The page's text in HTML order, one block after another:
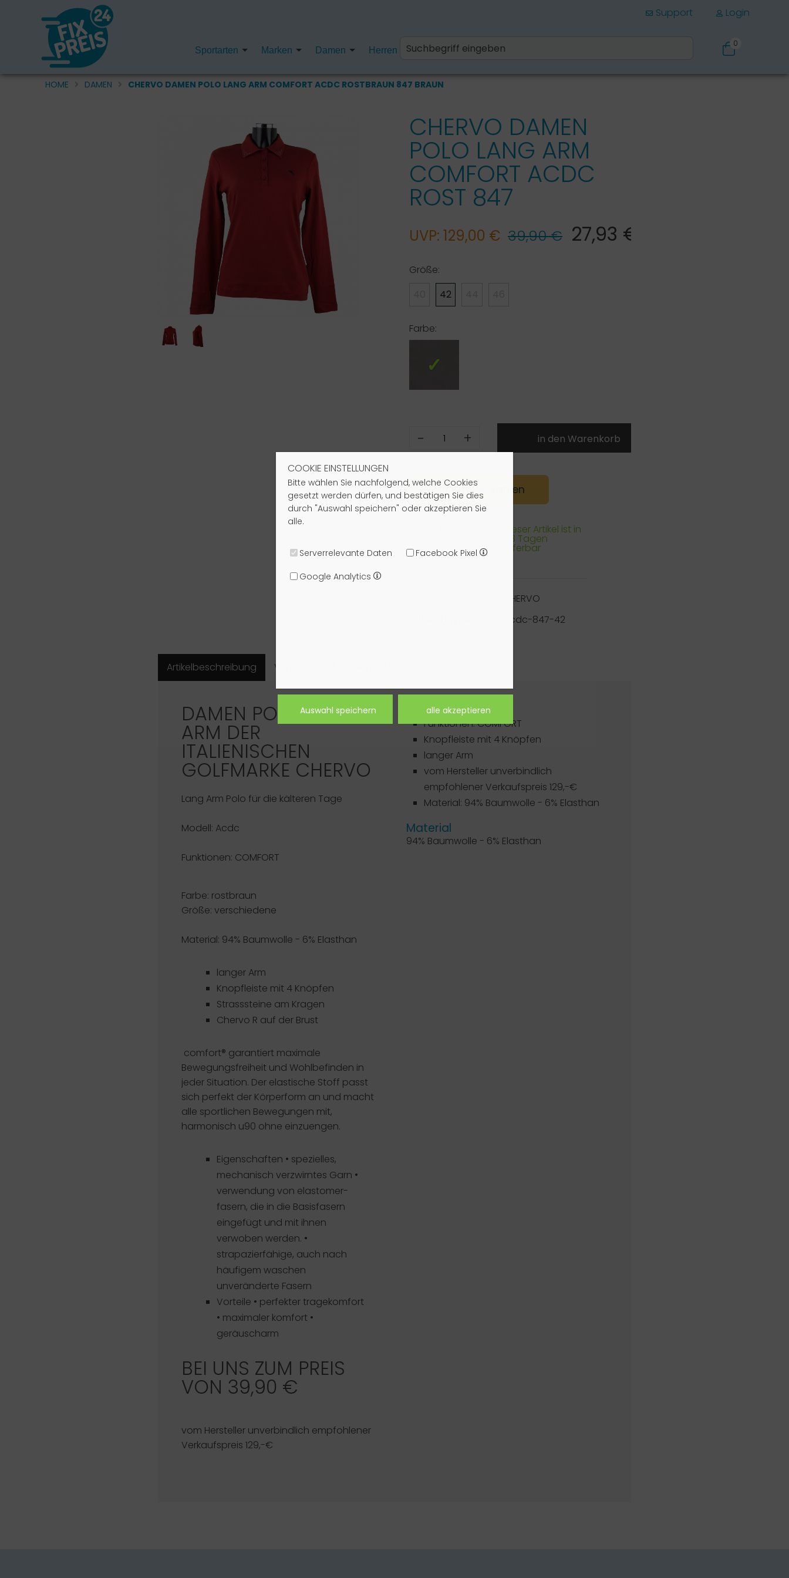
COOKIE EINSTELLUNGEN
Bitte wählen Sie nachfolgend, welche Cookies
gesetzt werden dürfen, und bestätigen Sie dies
durch "Auswahl speichern" oder akzeptieren Sie
alle.
Serverrelevante Daten
Facebook Pixel
Google Analytics
Login
Support
Sportarten Marken Damen Herren Kinder Fanartikel
0
HOME DAMEN CHERVO DAMEN POLO LANG ARM COMFORT ACDC ROSTBRAUN 847 BRAUN
CHERVO DAMEN
POLO LANG ARM
COMFORT ACDC
ROST 847
UVP: 129,00 € 39,90 € 27,93 €*
Größe:
42
Farbe:
- +
MitPayPal zahlen
Dieser Artikel ist in
1-3 Tagen
lieferbar
CHERVO
acdc-847-42
Artikelbeschreibung Verfügbarkeit
DAMEN POLO LANG
ARM DER
ITALIENISCHEN
GOLFMARKE CHERVO
Lang Arm Polo für die kälteren Tage
Modell: Acdc
Funktionen: COMFORT
Farbe: rostbraun
Größe: verschiedene
Material: 94% Baumwolle - 6% Elasthan
langer Arm
Knopfleiste mit 4 Knöpfen
Strasssteine am Kragen
Chervo R auf der Brust
comfort® garantiert maximale
Bewegungsfreiheit und Wohlbefinden in
jeder Situation. Der elastische Stoff passt
sich perfekt der Körperform an und macht
alle sportlichen Bewegungen mit,
harmonisch u90 ohne einzuengen.
Eigenschaften • spezielles,
mechanisch verzwirntes Garn •
verwendung von elastomer-
fasern, die in die Basisfasern
eingefügt und mit ihnen
verwoben werden. •
strapazierfähige, auch nach
häufigem waschen
unveränderte Fasern
Vorteile • perfekter tragekomfort
• maximaler komfort •
geräuscharm
BEI UNS ZUM PREIS
VON 39,90 €
vom Hersteller unverbindlich empfohlener
Verkaufspreis 129,-€
Artikeldetails
Funktionen: COMFORT
Knopfleiste mit 4 Knöpfen
langer Arm
vom Hersteller unverbindlich
empfohlener Verkaufspreis 129,-€
Material: 94% Baumwolle - 6% Elasthan
Material
94% Baumwolle - 6% Elasthan